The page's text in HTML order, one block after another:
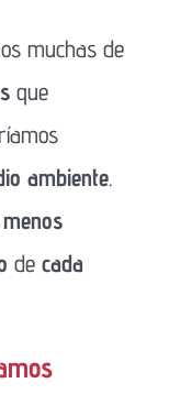
muchas de
que
ambiente.
menos
de cada